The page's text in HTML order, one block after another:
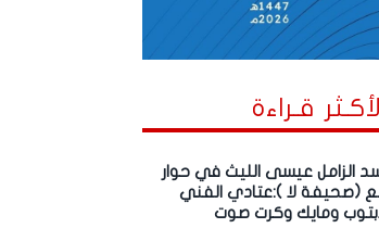
الأكـثر قـراءة
الزامل عيسى الليث في حوار
(صحيفة لا ):عتادي الفني
ومايك وكرت صوت